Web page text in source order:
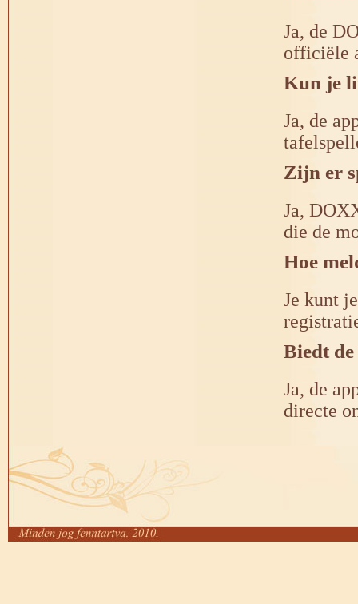
Ja, de
officiële
Kun je
Ja, de
Zijn er
Ja,
die de
Hoe
Je kunt
Biedt
Ja, de
directe